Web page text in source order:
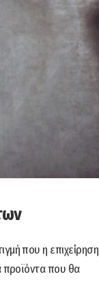
που η επιχείρηση
προϊόντα που θα